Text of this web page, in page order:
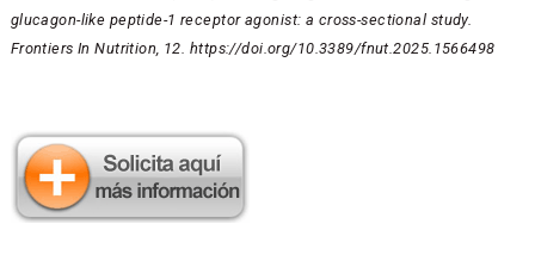
glucagon-like peptide-1 receptor agonist: a cross-sectional study.
Frontiers In Nutrition, 12. https://doi.org/10.3389/fnut.2025.1566498